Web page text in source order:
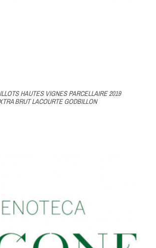
HAUTES VIGNES PARCELLAIRE 2019
BRUT LACOURTE GODBILLON